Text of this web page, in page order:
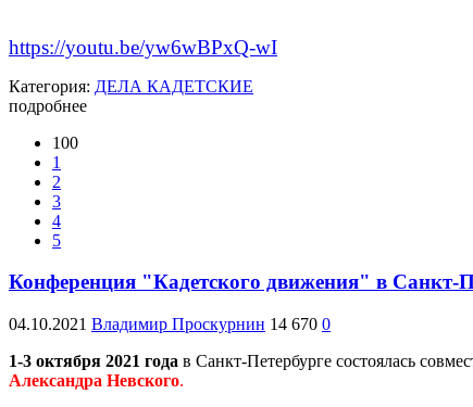
https://youtu.be/yw6wBPxQ-wI
Категория: ДЕЛА КАДЕТСКИЕ
подробнее
100
1
2
3
4
5
Конференция "Кадетского движения" в Санкт-
04.10.2021 Владимир Проскурнин 14 670 0
1-3 октября 2021 года в Санкт-Петербурге состоялась
Александра Невского.